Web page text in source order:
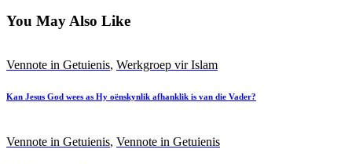
You May Also Like
Vennote in Getuienis, Werkgroep vir Islam
Kan Jesus God wees as Hy oënskynlik afhanklik is van die Vader?
Vennote in Getuienis, Vennote in Getuienis